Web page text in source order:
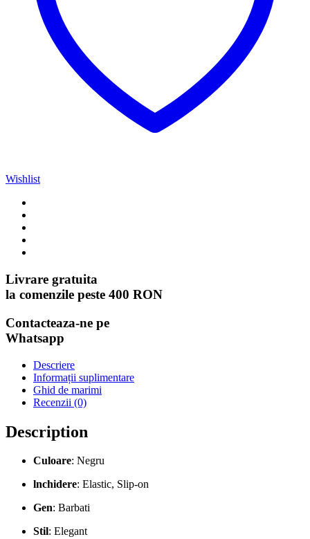
Wishlist
Livrare gratuita
la comenzile peste 400 RON
Contacteaza-ne pe
Whatsapp
Descriere
Informații suplimentare
Ghid de marimi
Recenzii (0)
Description
Culoare: Negru
lnchidere: Elastic, Slip-on
Gen: Barbati
Stil: Elegant